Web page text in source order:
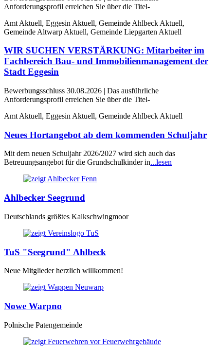
Anforderungsprofil erreichen Sie über die Titel-
Amt Aktuell, Eggesin Aktuell, Gemeinde Ahlbeck Aktuell,
Gemeinde Altwarp Aktuell, Gemeinde Liepgarten Aktuell
WIR SUCHEN VERSTÄRKUNG: Mitarbeiter im
Fachbereich Bau- und Immobilienmanagement der
Stadt Eggesin
Bewerbungsschluss 30.08.2026 | Das ausführliche
Anforderungsprofil erreichen Sie über die Titel-
Amt Aktuell, Eggesin Aktuell, Gemeinde Ahlbeck Aktuell
Neues Hortangebot ab dem kommenden Schuljahr
Mit dem neuen Schuljahr 2026/2027 wird sich auch das
Betreuungsangebot für die Grundschulkinder in...lesen
Ahlbecker Seegrund
Deutschlands größtes Kalkschwingmoor
TuS "Seegrund" Ahlbeck
Neue Mitglieder herzlich willkommen!
Nowe Warpno
Polnische Patengemeinde